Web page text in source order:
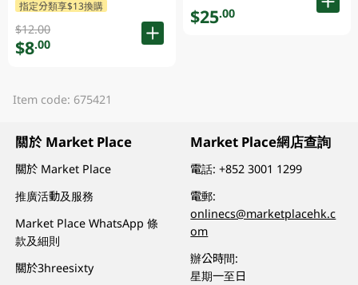
指定分類享$13換購
$12.00
$8.00
$25.00
Item code: 675421
關於 Market Place
關於 Market Place
推廣活動及服務
Market Place WhatsApp 條
款及細則
關於3hreesixty
Market Place網店查詢
電話:+852 3001 1299
電郵:
onlinecs@marketplacehk.c
om
辦公時間:
星期一至日